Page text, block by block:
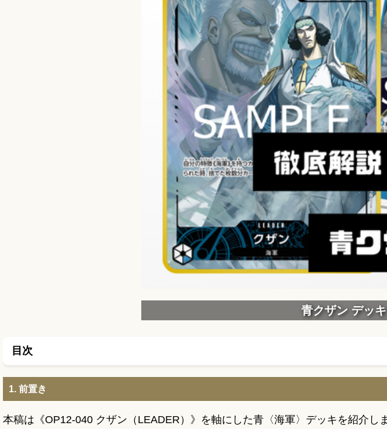
青クザン デッ
目次
1. 前置き
本稿は《OP12-040 クザン（LEADER）》を軸にした青〈海軍〉デッキを紹介